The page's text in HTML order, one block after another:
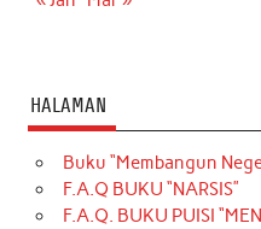
HALAMAN
Buku “Membangun
F.A.Q BUKU “NARSIS”
F.A.Q. BUKU PUISI